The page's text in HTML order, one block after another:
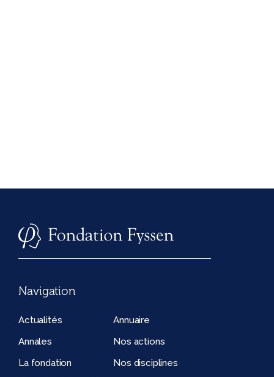
Navigation
Actualités
Annuaire
Annales
Nos actions
La fondation
Nos disciplines